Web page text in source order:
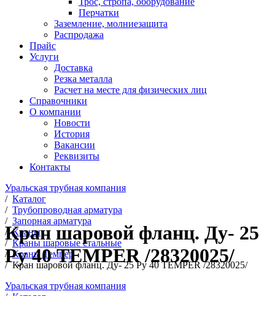
Перчатки
Заземление, молниезащита
Распродажа
Прайс
Услуги
Доставка
Резка металла
Расчет на месте для физических лиц
Справочники
О компании
Новости
История
Вакансии
Реквизиты
Контакты
Уральская трубная компания
/ Каталог
/ Трубопроводная арматура
/ Запорная арматура
/ Краны
/ Краны шаровые стальные
/ Краны Темпер
/ Кран шаровой фланц. Ду- 25 Ру 40 TEMPER /28320025/
Кран шаровой фланц. Ду- 25
Ру 40 TEMPER /28320025/
Уральская трубная компания
/ Каталог